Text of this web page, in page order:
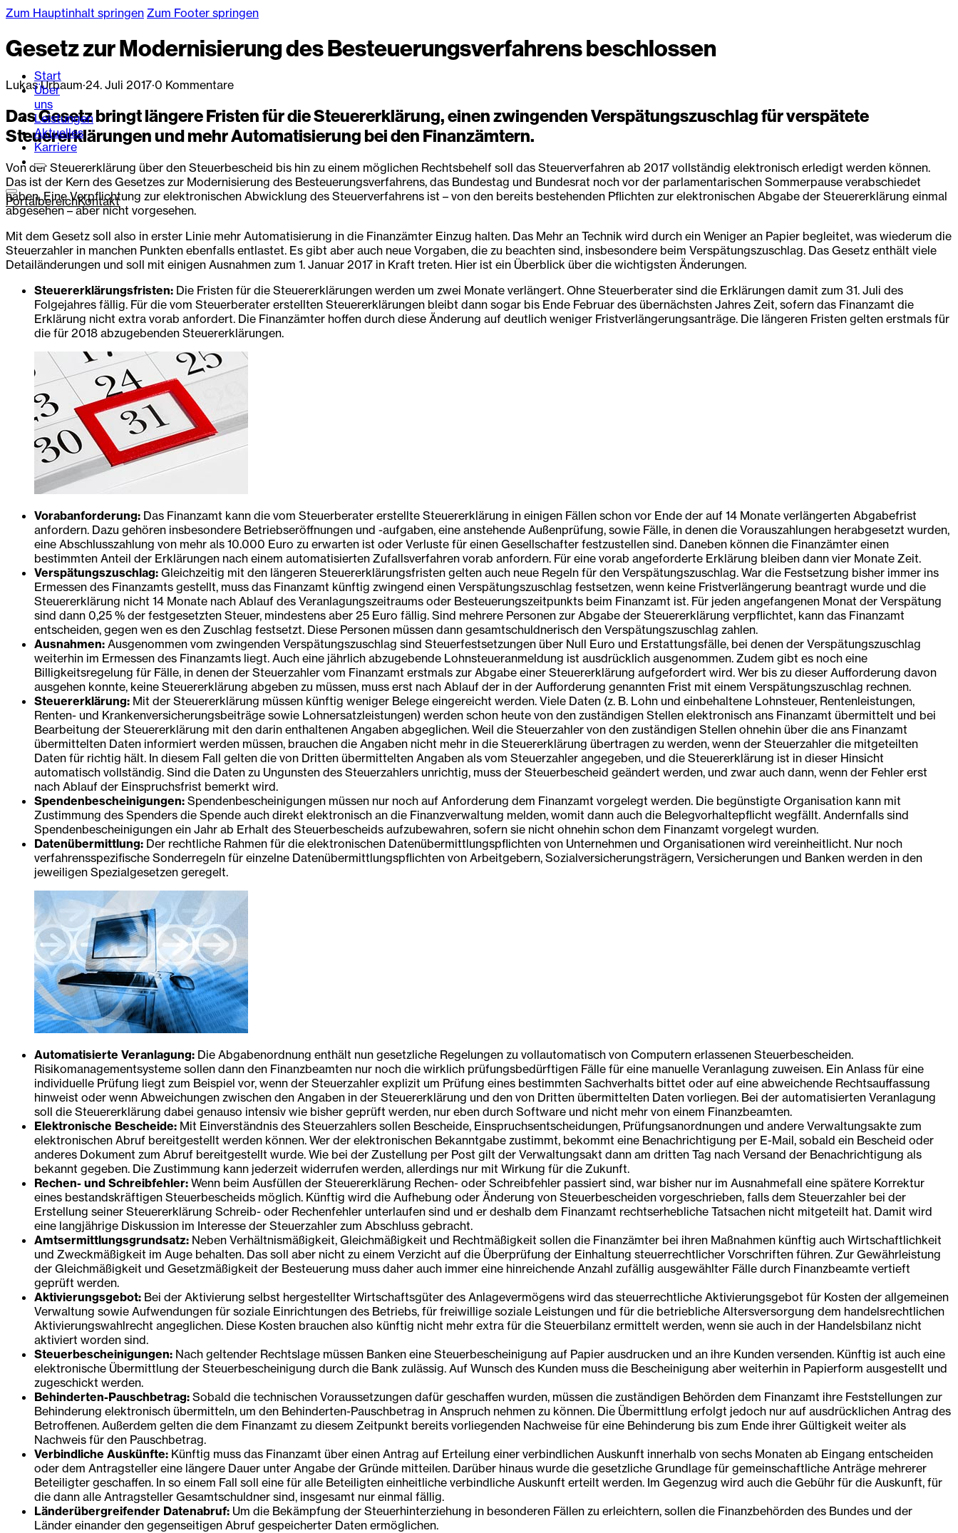
Zum Hauptinhalt springen Zum Footer springen
Start
Über
uns
Leistungen
Aktuelles
Karriere
PortalbereichKontakt
Gesetz zur Modernisierung des Besteuerungsverfahrens beschlossen
Lukas Urbaum·24. Juli 2017·0 Kommentare
Das Gesetz bringt längere Fristen für die Steuererklärung, einen zwingenden Verspätungszuschlag für verspätete
Steuererklärungen und mehr Automatisierung bei den Finanzämtern.
Von der Steuererklärung über den Steuerbescheid bis hin zu einem möglichen Rechtsbehelf soll das Steuerverfahren ab 2017 vollständig elektronisch erledigt werden können.
Das ist der Kern des Gesetzes zur Modernisierung des Besteuerungsverfahrens, das Bundestag und Bundesrat noch vor der parlamentarischen Sommerpause verabschiedet
haben. Eine Verpflichtung zur elektronischen Abwicklung des Steuerverfahrens ist – von den bereits bestehenden Pflichten zur elektronischen Abgabe der Steuererklärung einmal
abgesehen – aber nicht vorgesehen.
Mit dem Gesetz soll also in erster Linie mehr Automatisierung in die Finanzämter Einzug halten. Das Mehr an Technik wird durch ein Weniger an Papier begleitet, was wiederum die
Steuerzahler in manchen Punkten ebenfalls entlastet. Es gibt aber auch neue Vorgaben, die zu beachten sind, insbesondere beim Verspätungszuschlag. Das Gesetz enthält viele
Detailänderungen und soll mit einigen Ausnahmen zum 1. Januar 2017 in Kraft treten. Hier ist ein Überblick über die wichtigsten Änderungen.
Steuererklärungsfristen: Die Fristen für die Steuererklärungen werden um zwei Monate verlängert. Ohne Steuerberater sind die Erklärungen damit zum 31. Juli des
Folgejahres fällig. Für die vom Steuerberater erstellten Steuererklärungen bleibt dann sogar bis Ende Februar des übernächsten Jahres Zeit, sofern das Finanzamt die
Erklärung nicht extra vorab anfordert. Die Finanzämter hoffen durch diese Änderung auf deutlich weniger Fristverlängerungsanträge. Die längeren Fristen gelten erstmals für
die für 2018 abzugebenden Steuererklärungen.
Vorabanforderung: Das Finanzamt kann die vom Steuerberater erstellte Steuererklärung in einigen Fällen schon vor Ende der auf 14 Monate verlängerten Abgabefrist
anfordern. Dazu gehören insbesondere Betriebseröffnungen und -aufgaben, eine anstehende Außenprüfung, sowie Fälle, in denen die Vorauszahlungen herabgesetzt wurden,
eine Abschlusszahlung von mehr als 10.000 Euro zu erwarten ist oder Verluste für einen Gesellschafter festzustellen sind. Daneben können die Finanzämter einen
bestimmten Anteil der Erklärungen nach einem automatisierten Zufallsverfahren vorab anfordern. Für eine vorab angeforderte Erklärung bleiben dann vier Monate Zeit.
Verspätungszuschlag: Gleichzeitig mit den längeren Steuererklärungsfristen gelten auch neue Regeln für den Verspätungszuschlag. War die Festsetzung bisher immer ins
Ermessen des Finanzamts gestellt, muss das Finanzamt künftig zwingend einen Verspätungszuschlag festsetzen, wenn keine Fristverlängerung beantragt wurde und die
Steuererklärung nicht 14 Monate nach Ablauf des Veranlagungszeitraums oder Besteuerungszeitpunkts beim Finanzamt ist. Für jeden angefangenen Monat der Verspätung
sind dann 0,25 % der festgesetzten Steuer, mindestens aber 25 Euro fällig. Sind mehrere Personen zur Abgabe der Steuererklärung verpflichtet, kann das Finanzamt
entscheiden, gegen wen es den Zuschlag festsetzt. Diese Personen müssen dann gesamtschuldnerisch den Verspätungszuschlag zahlen.
Ausnahmen: Ausgenommen vom zwingenden Verspätungszuschlag sind Steuerfestsetzungen über Null Euro und Erstattungsfälle, bei denen der Verspätungszuschlag
weiterhin im Ermessen des Finanzamts liegt. Auch eine jährlich abzugebende Lohnsteueranmeldung ist ausdrücklich ausgenommen. Zudem gibt es noch eine
Billigkeitsregelung für Fälle, in denen der Steuerzahler vom Finanzamt erstmals zur Abgabe einer Steuererklärung aufgefordert wird. Wer bis zu dieser Aufforderung davon
ausgehen konnte, keine Steuererklärung abgeben zu müssen, muss erst nach Ablauf der in der Aufforderung genannten Frist mit einem Verspätungszuschlag rechnen.
Steuererklärung: Mit der Steuererklärung müssen künftig weniger Belege eingereicht werden. Viele Daten (z. B. Lohn und einbehaltene Lohnsteuer, Rentenleistungen,
Renten- und Krankenversicherungsbeiträge sowie Lohnersatzleistungen) werden schon heute von den zuständigen Stellen elektronisch ans Finanzamt übermittelt und bei
Bearbeitung der Steuererklärung mit den darin enthaltenen Angaben abgeglichen. Weil die Steuerzahler von den zuständigen Stellen ohnehin über die ans Finanzamt
übermittelten Daten informiert werden müssen, brauchen die Angaben nicht mehr in die Steuererklärung übertragen zu werden, wenn der Steuerzahler die mitgeteilten
Daten für richtig hält. In diesem Fall gelten die von Dritten übermittelten Angaben als vom Steuerzahler angegeben, und die Steuererklärung ist in dieser Hinsicht
automatisch vollständig. Sind die Daten zu Ungunsten des Steuerzahlers unrichtig, muss der Steuerbescheid geändert werden, und zwar auch dann, wenn der Fehler erst
nach Ablauf der Einspruchsfrist bemerkt wird.
Spendenbescheinigungen: Spendenbescheinigungen müssen nur noch auf Anforderung dem Finanzamt vorgelegt werden. Die begünstigte Organisation kann mit
Zustimmung des Spenders die Spende auch direkt elektronisch an die Finanzverwaltung melden, womit dann auch die Belegvorhaltepflicht wegfällt. Andernfalls sind
Spendenbescheinigungen ein Jahr ab Erhalt des Steuerbescheids aufzubewahren, sofern sie nicht ohnehin schon dem Finanzamt vorgelegt wurden.
Datenübermittlung: Der rechtliche Rahmen für die elektronischen Datenübermittlungspflichten von Unternehmen und Organisationen wird vereinheitlicht. Nur noch
verfahrensspezifische Sonderregeln für einzelne Datenübermittlungspflichten von Arbeitgebern, Sozialversicherungsträgern, Versicherungen und Banken werden in den
jeweiligen Spezialgesetzen geregelt.
Automatisierte Veranlagung: Die Abgabenordnung enthält nun gesetzliche Regelungen zu vollautomatisch von Computern erlassenen Steuerbescheiden.
Risikomanagementsysteme sollen dann den Finanzbeamten nur noch die wirklich prüfungsbedürftigen Fälle für eine manuelle Veranlagung zuweisen. Ein Anlass für eine
individuelle Prüfung liegt zum Beispiel vor, wenn der Steuerzahler explizit um Prüfung eines bestimmten Sachverhalts bittet oder auf eine abweichende Rechtsauffassung
hinweist oder wenn Abweichungen zwischen den Angaben in der Steuererklärung und den von Dritten übermittelten Daten vorliegen. Bei der automatisierten Veranlagung
soll die Steuererklärung dabei genauso intensiv wie bisher geprüft werden, nur eben durch Software und nicht mehr von einem Finanzbeamten.
Elektronische Bescheide: Mit Einverständnis des Steuerzahlers sollen Bescheide, Einspruchsentscheidungen, Prüfungsanordnungen und andere Verwaltungsakte zum
elektronischen Abruf bereitgestellt werden können. Wer der elektronischen Bekanntgabe zustimmt, bekommt eine Benachrichtigung per E-Mail, sobald ein Bescheid oder
anderes Dokument zum Abruf bereitgestellt wurde. Wie bei der Zustellung per Post gilt der Verwaltungsakt dann am dritten Tag nach Versand der Benachrichtigung als
bekannt gegeben. Die Zustimmung kann jederzeit widerrufen werden, allerdings nur mit Wirkung für die Zukunft.
Rechen- und Schreibfehler: Wenn beim Ausfüllen der Steuererklärung Rechen- oder Schreibfehler passiert sind, war bisher nur im Ausnahmefall eine spätere Korrektur
eines bestandskräftigen Steuerbescheids möglich. Künftig wird die Aufhebung oder Änderung von Steuerbescheiden vorgeschrieben, falls dem Steuerzahler bei der
Erstellung seiner Steuererklärung Schreib- oder Rechenfehler unterlaufen sind und er deshalb dem Finanzamt rechtserhebliche Tatsachen nicht mitgeteilt hat. Damit wird
eine langjährige Diskussion im Interesse der Steuerzahler zum Abschluss gebracht.
Amtsermittlungsgrundsatz: Neben Verhältnismäßigkeit, Gleichmäßigkeit und Rechtmäßigkeit sollen die Finanzämter bei ihren Maßnahmen künftig auch Wirtschaftlichkeit
und Zweckmäßigkeit im Auge behalten. Das soll aber nicht zu einem Verzicht auf die Überprüfung der Einhaltung steuerrechtlicher Vorschriften führen. Zur Gewährleistung
der Gleichmäßigkeit und Gesetzmäßigkeit der Besteuerung muss daher auch immer eine hinreichende Anzahl zufällig ausgewählter Fälle durch Finanzbeamte vertieft
geprüft werden.
Aktivierungsgebot: Bei der Aktivierung selbst hergestellter Wirtschaftsgüter des Anlagevermögens wird das steuerrechtliche Aktivierungsgebot für Kosten der allgemeinen
Verwaltung sowie Aufwendungen für soziale Einrichtungen des Betriebs, für freiwillige soziale Leistungen und für die betriebliche Altersversorgung dem handelsrechtlichen
Aktivierungswahlrecht angeglichen. Diese Kosten brauchen also künftig nicht mehr extra für die Steuerbilanz ermittelt werden, wenn sie auch in der Handelsbilanz nicht
aktiviert worden sind.
Steuerbescheinigungen: Nach geltender Rechtslage müssen Banken eine Steuerbescheinigung auf Papier ausdrucken und an ihre Kunden versenden. Künftig ist auch eine
elektronische Übermittlung der Steuerbescheinigung durch die Bank zulässig. Auf Wunsch des Kunden muss die Bescheinigung aber weiterhin in Papierform ausgestellt und
zugeschickt werden.
Behinderten-Pauschbetrag: Sobald die technischen Voraussetzungen dafür geschaffen wurden, müssen die zuständigen Behörden dem Finanzamt ihre Feststellungen zur
Behinderung elektronisch übermitteln, um den Behinderten-Pauschbetrag in Anspruch nehmen zu können. Die Übermittlung erfolgt jedoch nur auf ausdrücklichen Antrag des
Betroffenen. Außerdem gelten die dem Finanzamt zu diesem Zeitpunkt bereits vorliegenden Nachweise für eine Behinderung bis zum Ende ihrer Gültigkeit weiter als
Nachweis für den Pauschbetrag.
Verbindliche Auskünfte: Künftig muss das Finanzamt über einen Antrag auf Erteilung einer verbindlichen Auskunft innerhalb von sechs Monaten ab Eingang entscheiden
oder dem Antragsteller eine längere Dauer unter Angabe der Gründe mitteilen. Darüber hinaus wurde die gesetzliche Grundlage für gemeinschaftliche Anträge mehrerer
Beteiligter geschaffen. In so einem Fall soll eine für alle Beteiligten einheitliche verbindliche Auskunft erteilt werden. Im Gegenzug wird auch die Gebühr für die Auskunft, für
die dann alle Antragsteller Gesamtschuldner sind, insgesamt nur einmal fällig.
Länderübergreifender Datenabruf: Um die Bekämpfung der Steuerhinterziehung in besonderen Fällen zu erleichtern, sollen die Finanzbehörden des Bundes und der
Länder einander den gegenseitigen Abruf gespeicherter Daten ermöglichen.